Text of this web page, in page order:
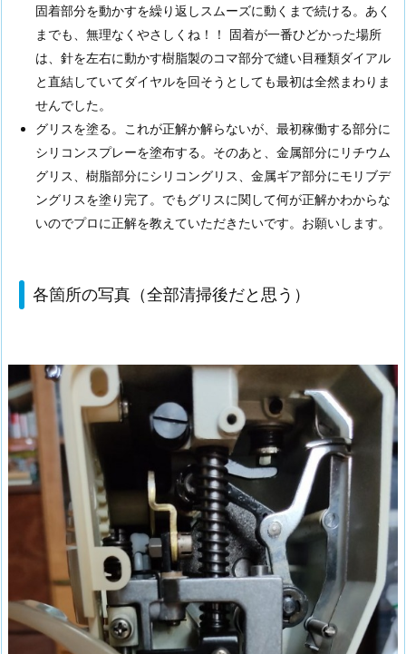
う）
固着部分を動かすを繰り返しスムーズに動くまで続ける。あく
までも、無理なくやさしくね！！ 固着が一番ひどかった場所
は、針を左右に動かす樹脂製のコマ部分で縫い目種類ダイアル
と直結していてダイヤルを回そうとしても最初は全然まわりま
せんでした。
グリスを塗る。これが正解か解らないが、最初稼働する部分に
シリコンスプレーを塗布する。そのあと、金属部分にリチウム
グリス、樹脂部分にシリコングリス、金属ギア部分にモリブデ
ングリスを塗り完了。でもグリスに関して何が正解かわからな
いのでプロに正解を教えていただきたいです。お願いします。
各箇所の写真（全部清掃後だと思う）